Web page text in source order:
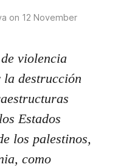
on 12 November
violencia
destrucción
Estados
los palestinos,
como